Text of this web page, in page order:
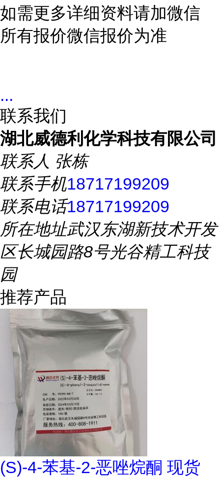
如需更多详细资料请加微信
所有报价微信报价为准
...
联系我们
湖北威德利化学科技有限公司
联系人 张栋
联系手机18717199209
联系电话18717199209
所在地址武汉东湖新技术开发
区长城园路8号光谷精工科技
园
推荐产品
(S)-4-苯基-2-恶唑烷酮 现货